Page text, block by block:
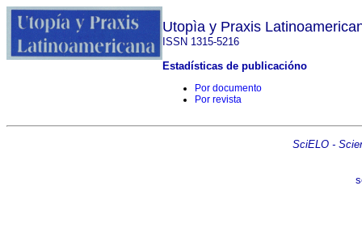
Utopìa y Praxis
ISSN 1315-5216
Estadísticas de publicacióno
Por documento
Por revista
SciELO -